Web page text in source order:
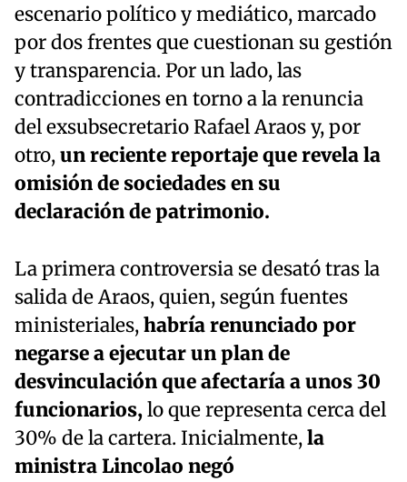
escenario político y mediático, marcado
por dos frentes que cuestionan su gestión
y transparencia. Por un lado, las
contradicciones en torno a la renuncia
del exsubsecretario Rafael Araos y, por
otro,un reciente reportaje que revela la
omisión de sociedades en su
declaración de patrimonio.
La primera controversia se desató tras la
salida de Araos, quien, según fuentes
ministeriales,habría renunciado por
negarse a ejecutar un plan de
desvinculación que afectaría a unos 30
funcionarios,lo que representa cerca del
30% de la cartera. Inicialmente,la
ministra Lincolao negó